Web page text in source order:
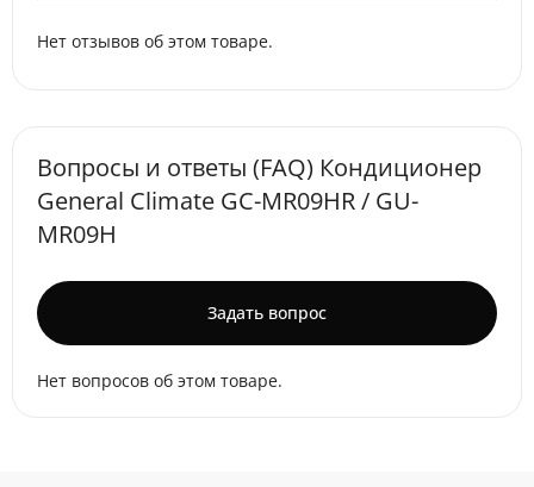
Нет отзывов об этом товаре.
Вопросы и ответы (FAQ) Кондиционер
General Climate GC-MR09HR / GU-
MR09H
Задать вопрос
Нет вопросов об этом товаре.